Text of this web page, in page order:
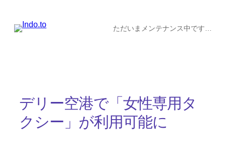
ただいまメンテナンス中です…
デリー空港で「女性専用タ
クシー」が利用可能に